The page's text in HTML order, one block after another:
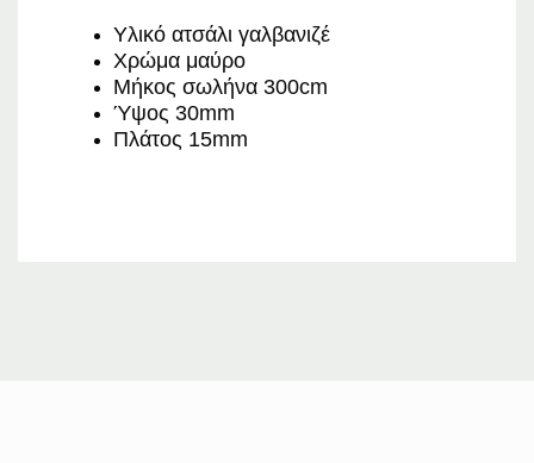
Υλικό ατσάλι γαλβανιζέ
Χρώμα μαύρο
Mήκος σωλήνα 300cm
Ύψος 30mm
Πλάτος 15mm